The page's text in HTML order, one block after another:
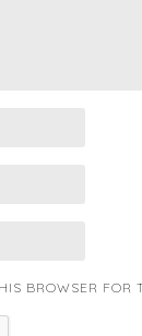
BROWSER FOR